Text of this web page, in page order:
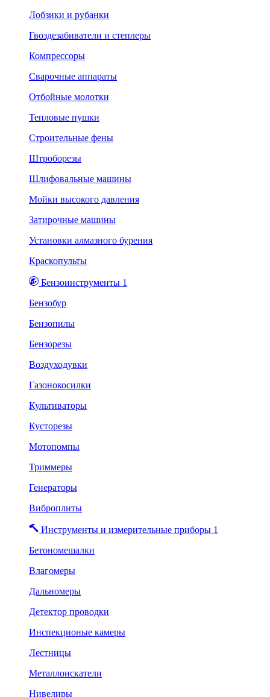
Лобзики и рубанки
Гвоздезабиватели и степлеры
Компрессоры
Сварочные аппараты
Отбойные молотки
Тепловые пушки
Строительные фены
Штроборезы
Шлифовальные машины
Мойки высокого давления
Затирочные машины
Установки алмазного бурения
Краскопульты
Бензоинструменты 1
Бензобур
Бензопилы
Бензорезы
Воздуходувки
Газонокосилки
Культиваторы
Кусторезы
Мотопомпы
Триммеры
Генераторы
Виброплиты
Инструменты и измерительные приборы 1
Бетономешалки
Влагомеры
Дальномеры
Детектор проводки
Инспекционые камеры
Лестницы
Металлоискатели
Нивелиры